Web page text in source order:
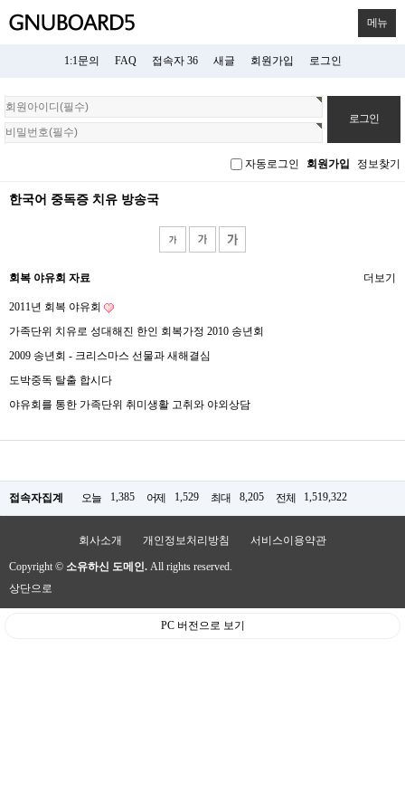
메뉴
1:1문의 FAQ 접속자 36 새글 회원가입 로그인
회
원
로
자동로그인 회원가입 정보찾기
한국어 중독증 치유 방송국
회복 야유회 자료
2011년 회복 야유회
가족단위 치유로 성대해진 한인 회복가정 2010 송년회
2009 송년회 - 크리스마스 선물과 새해결심
도박중독 탈출 합시다
야유회를 통한 가족단위 취미생활 고취와 야외상담
더보기
접속자집계 오늘 1,385 어제 1,529 최대 8,205 전체 1,519,322
회사소개 개인정보처리방침 서비스이용약관
Copyright © 소유하신 도메인. All rights reserved.
상단으로
PC 버전으로 보기